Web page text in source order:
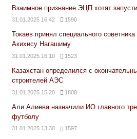
Взаимное признание ЭЦП хотят
31.01.2025 16:42 1590
Токаев принял специального
Акихису Нагашиму
31.01.2025 16:10 1523
Казахстан определился с
строителей АЭС
31.01.2025 15:20 1800
Али Алиева назначили ИО главного
футболу
31.01.2025 13:30 1597